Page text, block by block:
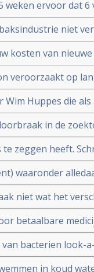
ervoor dat
meer nodig
niet
te starten.
kosten van
veroorzaakt op
aan te tasten
Huppes die
behandelen met
in de
artikel in de
zeggen heeft.
waaronder
met minerale
niet wat het
situatie met niet
verschillende
betaalbare
bacterien look-
in
in koud